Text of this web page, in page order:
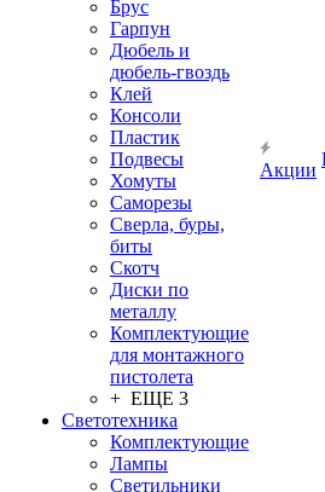
Брус
Гарпун
Дюбель и
дюбель-гвоздь
Клей
Консоли
Пластик
Подвесы
Хомуты
Саморезы
Сверла, буры,
биты
Скотч
Диски по
металлу
Комплектующие
для монтажного
пистолета
+ ЕЩЕ 3
Светотехника
Комплектующие
Лампы
Светильники
Акции